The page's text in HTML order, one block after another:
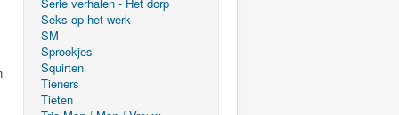
Seks op het werk
SM
Sprookjes
Squirten
Tieners
Tieten